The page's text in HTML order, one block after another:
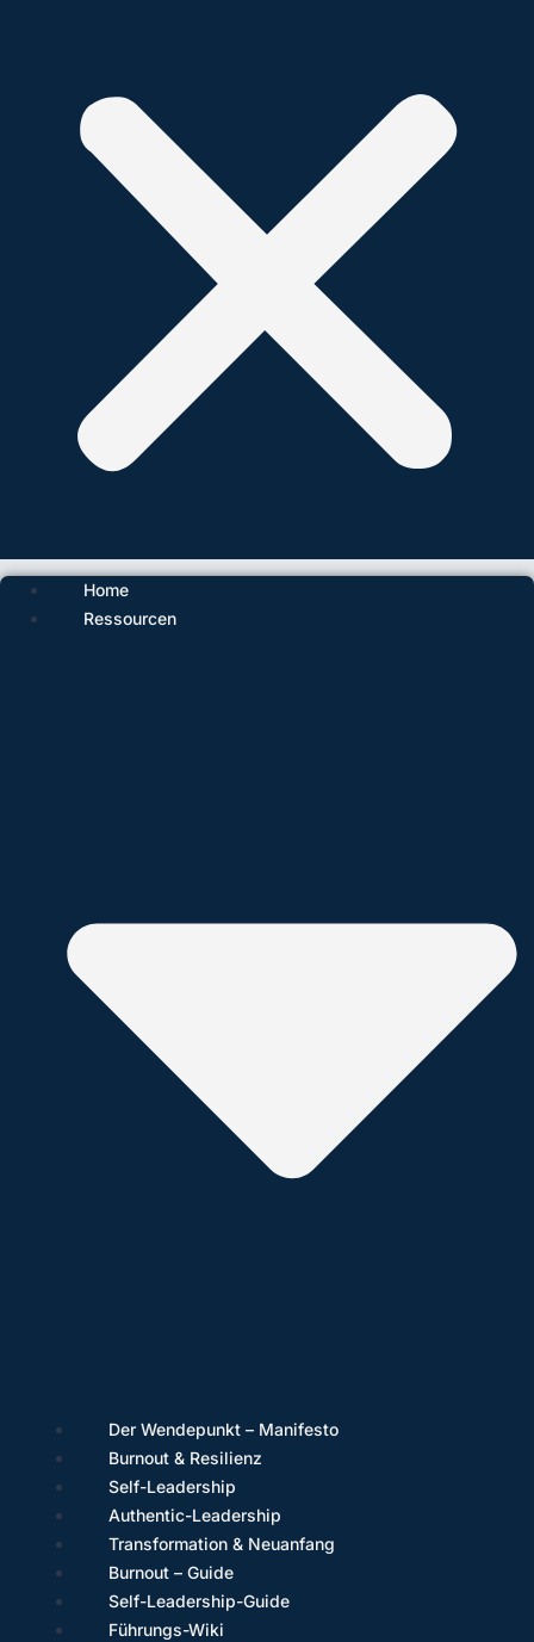
Home
Ressourcen
Der Wendepunkt – Manifesto
Burnout & Resilienz
Self-Leadership
Authentic-Leadership
Transformation & Neuanfang
Burnout – Guide
Self-Leadership-Guide
Führungs-Wiki